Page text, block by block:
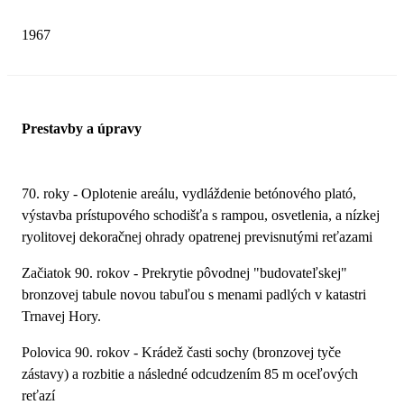
1967
Prestavby a úpravy
70. roky - Oplotenie areálu, vydláždenie betónového plató,
výstavba prístupového schodišťa s rampou, osvetlenia, a nízkej
ryolitovej dekoračnej ohrady opatrenej previsnutými reťazami
Začiatok 90. rokov - Prekrytie pôvodnej "budovateľskej"
bronzovej tabule novou tabuľou s menami padlých v katastri
Trnavej Hory.
Polovica 90. rokov - Krádež časti sochy (bronzovej tyče
zástavy) a rozbitie a následné odcudzením 85 m oceľových
reťazí